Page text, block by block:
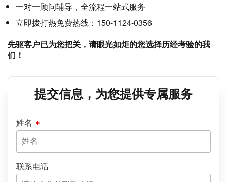
一对一顾问辅导，全流程一站式服务
立即拨打热免费热线：150-1124-0356
先驱客户已为您把关，请眼光如炬的您选择历经考验的我
们！
提交信息，为您提供专属服务
姓名
联系电话